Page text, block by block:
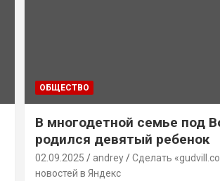
ОБЩЕСТВО
В многодетной семье под
родился девятый ребенок
02.09.2025 andrey
Сделать
новостей в Яндекс